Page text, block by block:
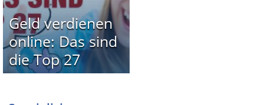
Geld verdienen
online: Das sind
die Top 27